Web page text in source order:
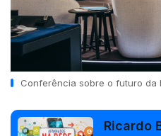
Conferência sobre o futuro da
Ricardo